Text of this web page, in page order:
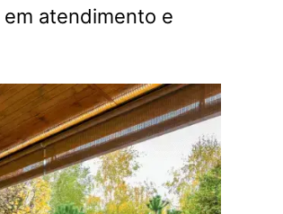
atendimento e